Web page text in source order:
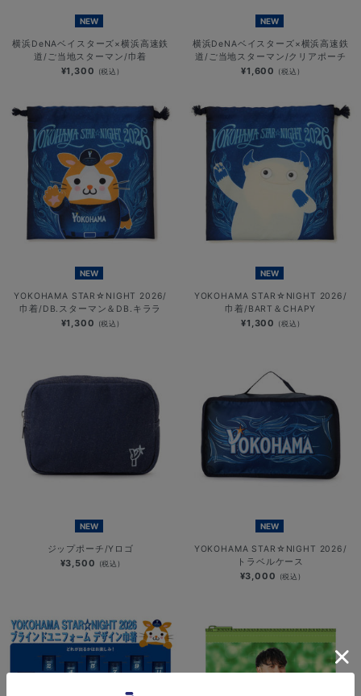
NEW
横浜DeNAベイスターズ×横浜高速鉄
道/ご当地スターマン/巾着
¥1,300 (税込)
NEW
横浜DeNAベイスターズ×横浜高速鉄
道/ご当地スターマン/クリアポーチ
¥1,600 (税込)
NEW
YOKOHAMA STAR☆NIGHT 2026/
巾着/DB.スターマン＆DB.キララ
¥1,300 (税込)
NEW
YOKOHAMA STAR☆NIGHT 2026/
巾着/BART＆CHAPY
¥1,300 (税込)
NEW
ジップポーチ/Yロゴ
¥3,500 (税込)
NEW
YOKOHAMA STAR☆NIGHT 2026/
トラベルケース
¥3,000 (税込)